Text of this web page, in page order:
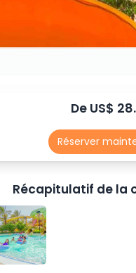
De US$
Réserver
Récapitulatif de la